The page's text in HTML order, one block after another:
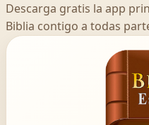
Descarga gratis la app
Biblia contigo a todas